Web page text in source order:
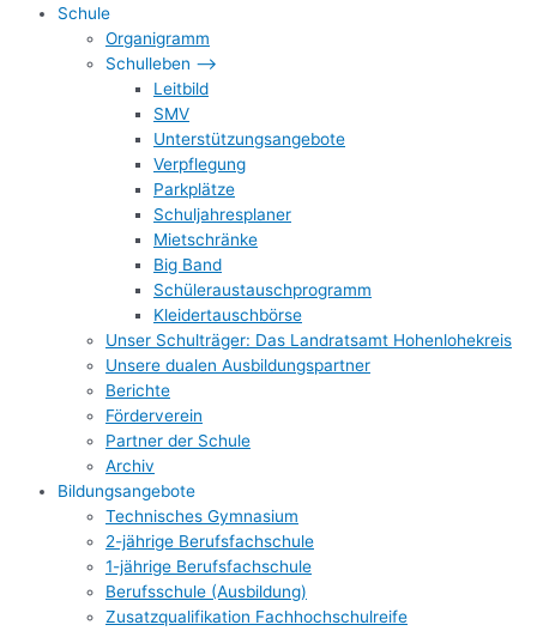
Schule
Organigramm
Schulleben –>
Leitbild
SMV
Unterstützungsangebote
Verpflegung
Parkplätze
Schuljahresplaner
Mietschränke
Big Band
Schüleraustauschprogramm
Kleidertauschbörse
Unser Schulträger: Das Landratsamt Hohenlohekreis
Unsere dualen Ausbildungspartner
Berichte
Förderverein
Partner der Schule
Archiv
Bildungsangebote
Technisches Gymnasium
2-jährige Berufsfachschule
1-jährige Berufsfachschule
Berufsschule (Ausbildung)
Zusatzqualifikation Fachhochschulreife